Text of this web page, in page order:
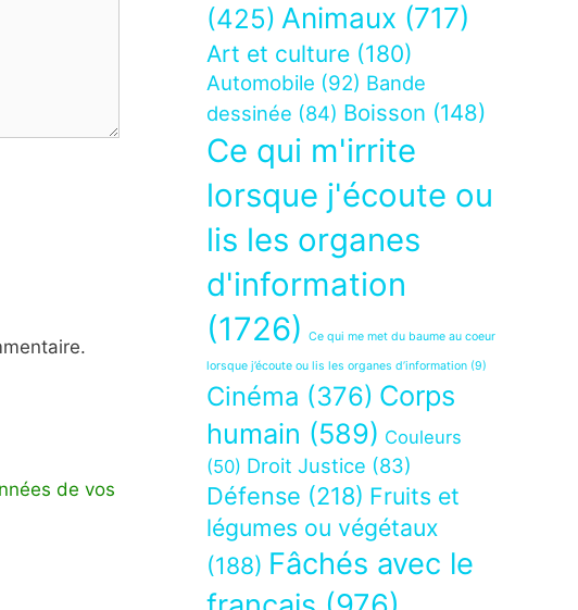
de vos
(425) Animaux (717)
Art et culture (180)
Automobile (92) Bande
dessinée (84) Boisson (148)
Ce qui m'irrite
lorsque j'écoute ou
lis les organes
d'information
(1726)
Ce qui me met du baume au coeur
lorsque j’écoute ou lis les organes d’information (9)
Cinéma (376) Corps
humain (589) Couleurs
(50) Droit Justice (83)
Défense (218) Fruits et
légumes ou végétaux
(188) Fâchés avec le